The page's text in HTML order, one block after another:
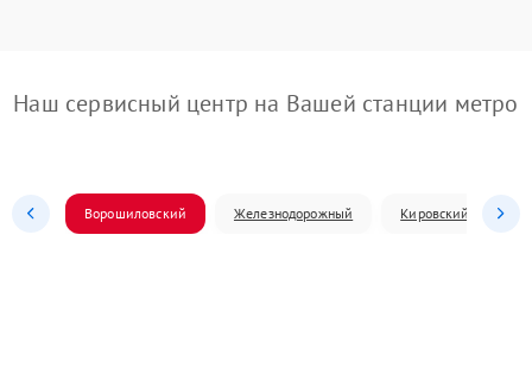
Наш сервисный центр на Вашей станции метро
Ворошиловский Железнодорожный Кировский